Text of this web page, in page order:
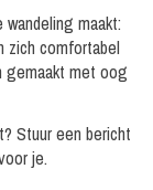
maakt:
zich comfortabel
gemaakt met oog
Stuur een bericht
je.